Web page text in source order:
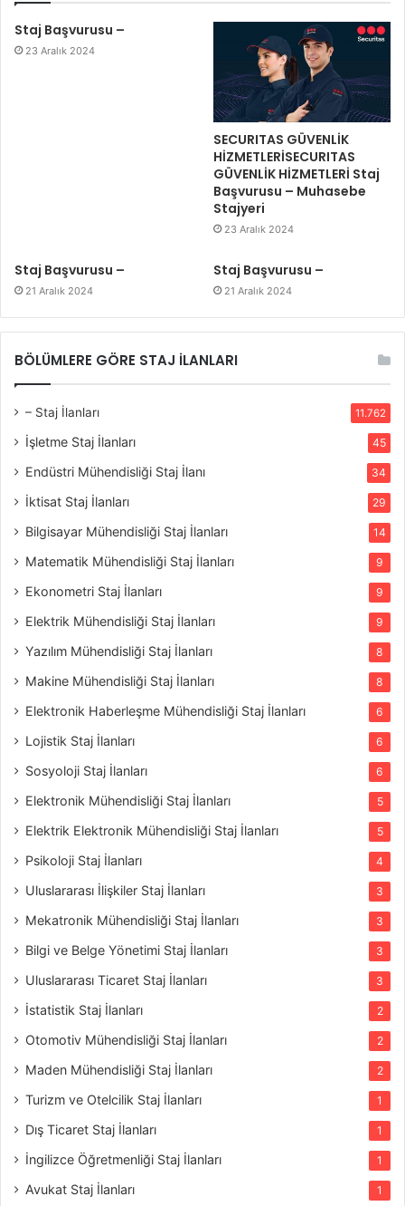
Staj Başvurusu –
23 Aralık 2024
SECURITAS GÜVENLİK
HİZMETLERİSECURITAS
GÜVENLİK HİZMETLERİ Staj
Başvurusu – Muhasebe
Stajyeri
23 Aralık 2024
Staj Başvurusu –
21 Aralık 2024
Staj Başvurusu –
21 Aralık 2024
BÖLÜMLERE GÖRE STAJ İLANLARI
– Staj İlanları 11.762
İşletme Staj İlanları 45
Endüstri Mühendisliği Staj İlanı 34
İktisat Staj İlanları 29
Bilgisayar Mühendisliği Staj İlanları 14
Matematik Mühendisliği Staj İlanları 9
Ekonometri Staj İlanları 9
Elektrik Mühendisliği Staj İlanları 9
Yazılım Mühendisliği Staj İlanları 8
Makine Mühendisliği Staj İlanları 8
Elektronik Haberleşme Mühendisliği Staj İlanları 6
Lojistik Staj İlanları 6
Sosyoloji Staj İlanları 6
Elektronik Mühendisliği Staj İlanları 5
Elektrik Elektronik Mühendisliği Staj İlanları 5
Psikoloji Staj İlanları 4
Uluslararası İlişkiler Staj İlanları 3
Mekatronik Mühendisliği Staj İlanları 3
Bilgi ve Belge Yönetimi Staj İlanları 3
Uluslararası Ticaret Staj İlanları 3
İstatistik Staj İlanları 2
Otomotiv Mühendisliği Staj İlanları 2
Maden Mühendisliği Staj İlanları 2
Turizm ve Otelcilik Staj İlanları 1
Dış Ticaret Staj İlanları 1
İngilizce Öğretmenliği Staj İlanları 1
Avukat Staj İlanları 1